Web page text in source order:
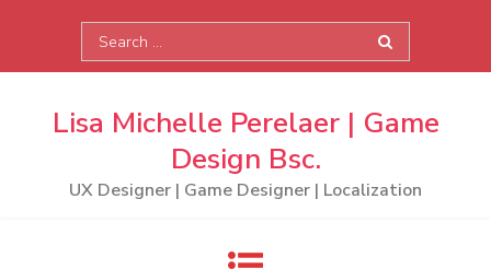
content
Search
for:
Lisa Michelle Perelaer | Game
Design Bsc.
UX Designer | Game Designer | Localization